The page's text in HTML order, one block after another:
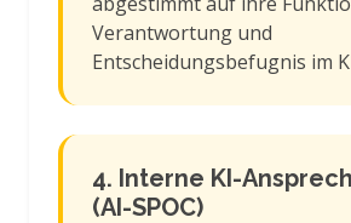
Verantwortung und
Entscheidungsbefugnis im
4. Interne KI-
(AI-SPOC)